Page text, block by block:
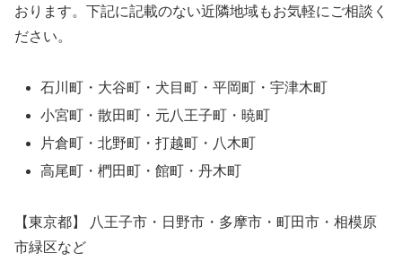
おります。下記に記載のない近隣地域もお気軽にご相談く
ださい。
石川町・大谷町・犬目町・平岡町・宇津木町
小宮町・散田町・元八王子町・暁町
片倉町・北野町・打越町・八木町
高尾町・椚田町・館町・丹木町
【東京都】 八王子市・日野市・多摩市・町田市・相模原
市緑区など